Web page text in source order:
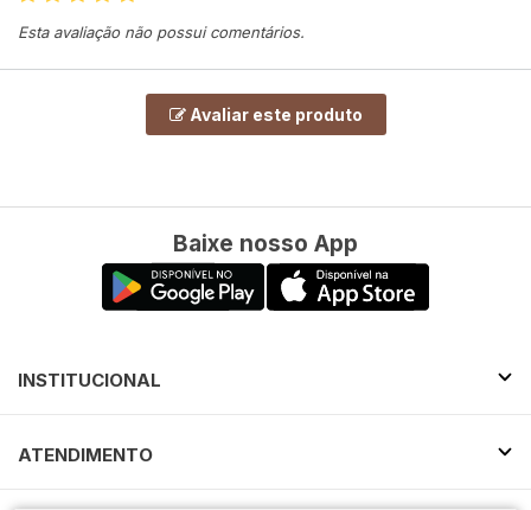
Esta avaliação não possui comentários.
Avaliar este produto
Baixe nosso App
INSTITUCIONAL
ATENDIMENTO